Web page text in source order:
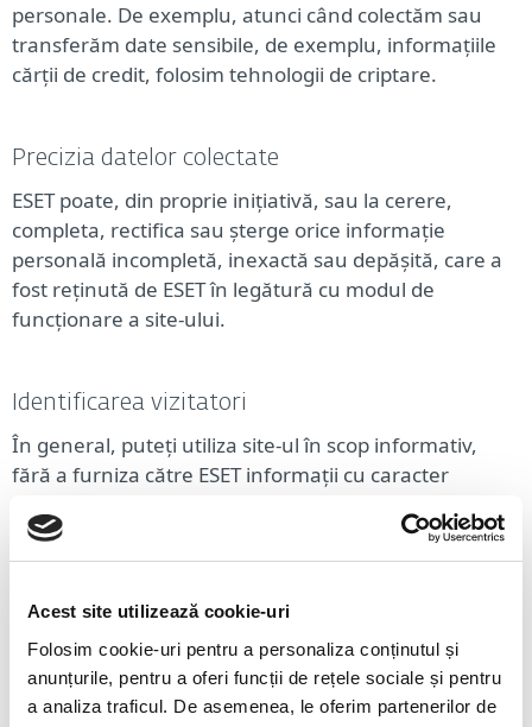
Acest site utilizează cookie-uri
Folosim cookie-uri pentru a personaliza conținutul și
anunțurile, pentru a oferi funcții de rețele sociale și pentru
a analiza traficul. De asemenea, le oferim partenerilor de
personale. De exemplu, atunci când colectăm sau
transferăm date sensibile, de exemplu, informațiile
cărții de credit, folosim tehnologii de criptare.
Precizia datelor colectate
ESET poate, din proprie inițiativă, sau la cerere,
completa, rectifica sau șterge orice informație
personală incompletă, inexactă sau depășită, care a
fost reținută de ESET în legătură cu modul de
funcționare a site-ului.
Identificarea vizitatori
În general, puteți utiliza site-ul în scop informativ,
fără a furniza către ESET informații cu caracter
desemnați de către acesta să se ocupe cu design-ul
site-ului au posibilitatea de a plasa informații pe
să colecteze anumite date. Această tip de informație
este cunoscut sub numele de "cookie-uri". Cookie-
urile sunt utilizate în mod obișnuit pe foarte multe
site-uri. Cookie-urile sunt stocate pe hard discul dvs.